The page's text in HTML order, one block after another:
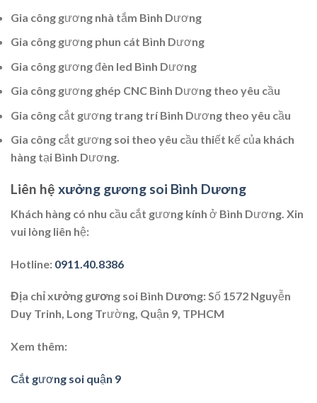
Gia công gương nhà tắm Bình Dương
Gia công gương phun cát Bình Dương
Gia công gương đèn led Bình Dương
Gia công gương ghép CNC Bình Dương theo yêu cầu
Gia công cắt gương trang trí Bình Dương theo yêu cầu
Gia công cắt gương soi theo yêu cầu thiết kế của khách
hàng tại Bình Dương.
Liên hệ xưởng gương soi Bình Dương
Khách hàng có nhu cầu cắt gương kính ở Bình Dương. Xin
vui lòng liên hệ:
Hotline: 0911.40.8386
Địa chỉ xưởng gương soi Bình Dương: Số 1572 Nguyễn
Duy Trinh, Long Trường, Quận 9, TPHCM
Xem thêm:
Cắt gương soi quận 9